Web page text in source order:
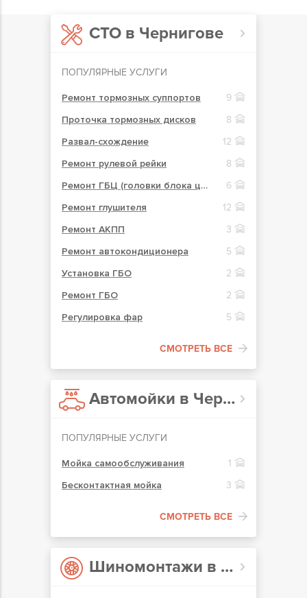
СТО в Чернигове
ПОПУЛЯРНЫЕ УСЛУГИ
Ремонт тормозных суппортов
9
Проточка тормозных дисков
8
Развал-схождение
12
Ремонт рулевой рейки
8
Ремонт ГБЦ (головки блока цилиндров)
6
Ремонт глушителя
12
Ремонт АКПП
3
Ремонт автокондиционера
5
Установка ГБО
2
Ремонт ГБО
2
Регулировка фар
5
СМОТРЕТЬ ВСЕ
Автомойки в Чернигове
ПОПУЛЯРНЫЕ УСЛУГИ
Мойка самообслуживания
1
Бесконтактная мойка
3
СМОТРЕТЬ ВСЕ
Шиномонтажи в Чернигове